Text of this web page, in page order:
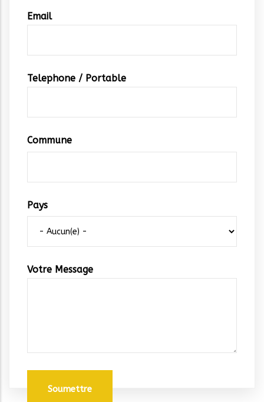
Email
Telephone / Portable
Commune
Pays
Votre Message